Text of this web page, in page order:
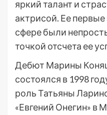
яркий талант и
актрисой. Ее
сфере были
точкой отсчета ее
Дебют Марины
состоялся в 1998
роль Татьяны
«Евгений Онегин» в